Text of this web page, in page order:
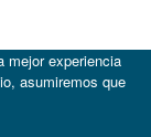
mejor experiencia
asumiremos que